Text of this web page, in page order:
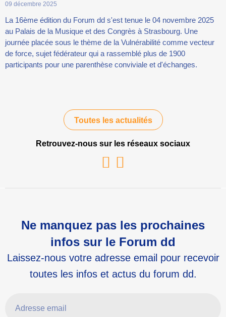
09 décembre 2025
La 16ème édition du Forum dd s'est tenue le 04 novembre 2025
au Palais de la Musique et des Congrès à Strasbourg. Une
journée placée sous le thème de la Vulnérabilité comme vecteur
de force, sujet fédérateur qui a rassemblé plus de 1900
participants pour une parenthèse conviviale et d'échanges.
Toutes les actualités
Retrouvez-nous sur les réseaux sociaux
Ne manquez pas les prochaines
infos sur le Forum dd
Laissez-nous votre adresse email pour recevoir
toutes les infos et actus du forum dd.